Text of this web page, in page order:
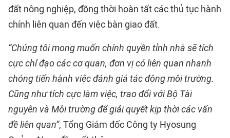
đất nông nghiệp, đồng thời hoàn tất các thủ tục hành
chính liên quan đến việc bàn giao đất.
“Chúng tôi mong muốn chính quyền tỉnh nhà sẽ tích
cực chỉ đạo các cơ quan, đơn vị có liên quan nhanh
chóng tiến hành việc đánh giá tác động môi trường.
Cũng như tích cực làm việc, trao đổi với Bộ Tài
nguyên và Môi trường để giải quyết kịp thời các vấn
đề liên quan”, Tổng Giám đốc Công ty Hyosung